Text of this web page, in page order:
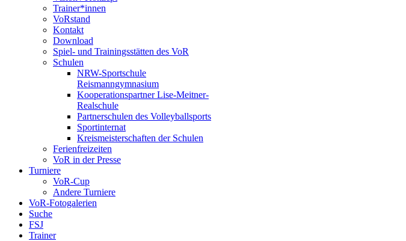
Trainer*innen
VoRstand
Kontakt
Download
Spiel- und Trainingsstätten des VoR
Schulen
NRW-Sportschule
Reismanngymnasium
Kooperationspartner Lise-Meitner-
Realschule
Partnerschulen des Volleyballsports
Sportinternat
Kreismeisterschaften der Schulen
Ferienfreizeiten
VoR in der Presse
Turniere
VoR-Cup
Andere Turniere
VoR-Fotogalerien
Suche
FSJ
Trainer